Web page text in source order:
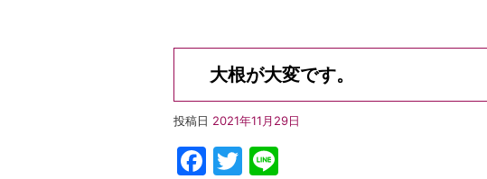
大根が大変です。
投稿日 2021年11月29日
Facebook
Twitter